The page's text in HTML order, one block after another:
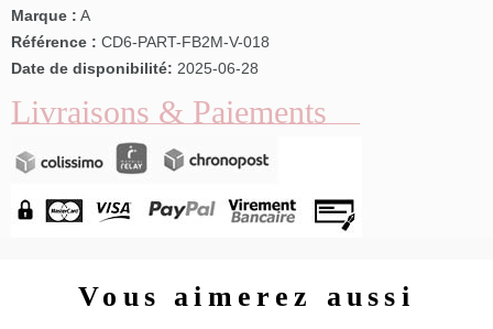
Marque : A
Référence : CD6-PART-FB2M-V-018
Date de disponibilité: 2025-06-28
Livraisons & Paiements
Vous aimerez aussi